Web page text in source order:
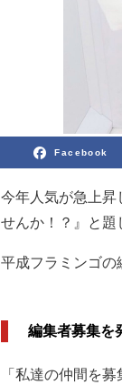
Facebook
今年人気が急上昇
せんか！？』と題
平成フラミンゴの
編集者募集を
「私達の仲間を